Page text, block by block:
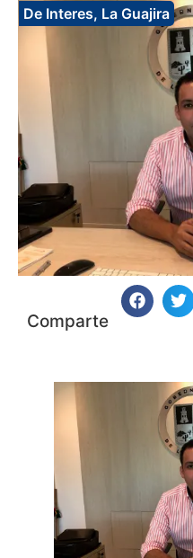
De Interes, La Guajira
Comparte